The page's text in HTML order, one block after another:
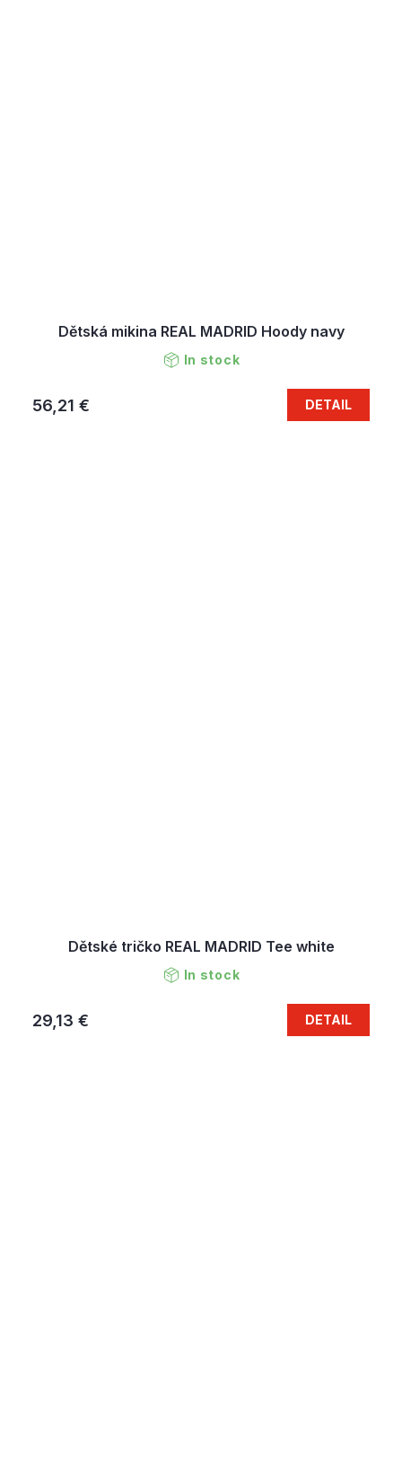
Dětská mikina REAL MADRID Hoody navy
In stock
56,21 € DETAIL
Dětské tričko REAL MADRID Tee white
In stock
29,13 € DETAIL